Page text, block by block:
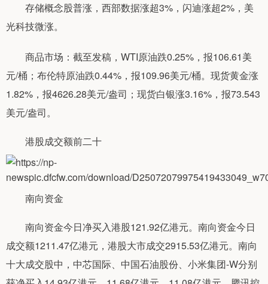
存储概念股普涨，西部数据涨超3%，闪迪涨超2%，美
光科技微涨。
商品市场：截至发稿，WTI原油跌0.25%，报106.61美
元/桶；布伦特原油跌0.44%，报109.96美元/桶。现货黄金涨
1.82%，报4626.28美元/盎司；现货白银涨3.16%，报73.543
美元/盎司。
港股成交额前二十
南向资金
南向资金今日净买入港股121.92亿港元。南向资金今日
成交额1211.47亿港元，港股大市成交2915.53亿港元。南向
十大成交股中，中芯国际、中国石油股份、小米集团-W分别